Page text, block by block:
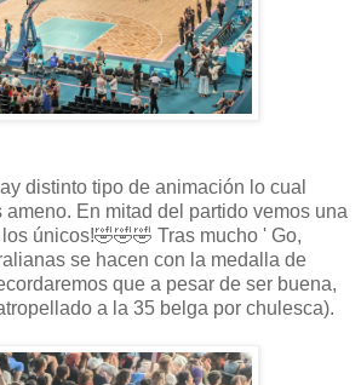
distinto tipo de animación lo cual
En mitad del partido vemos una
únicos!🤣🤣🤣 Tras mucho ' Go,
se hacen con la medalla de
que a pesar de ser buena,
a la 35 belga por chulesca).